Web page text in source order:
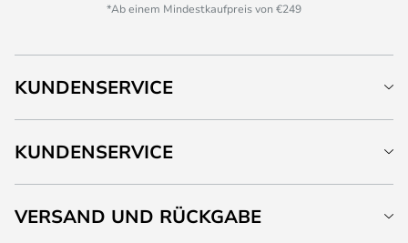
*Ab einem Mindestkaufpreis von €249
KUNDENSERVICE
KUNDENSERVICE
VERSAND UND RÜCKGABE